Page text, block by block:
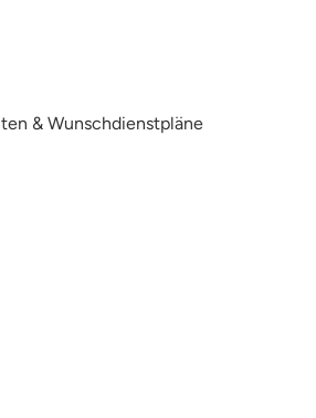
& Wunschdienstpläne